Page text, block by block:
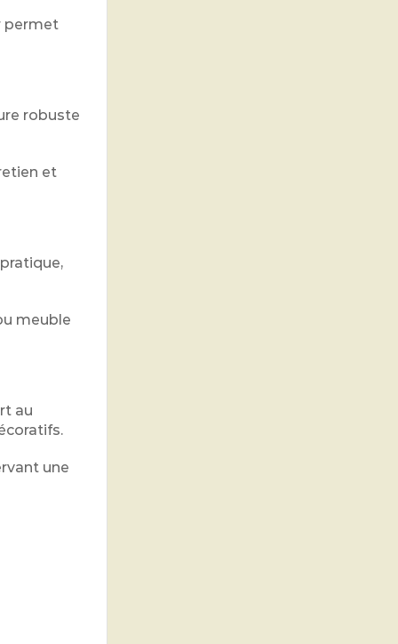
permet
robuste
et
meuble
au
une